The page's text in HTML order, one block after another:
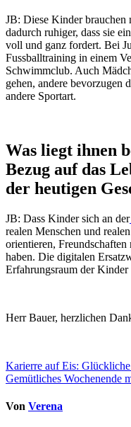
JB: Diese Kinder brauchen
dadurch ruhiger, dass sie
voll und ganz fordert. Bei
Fussballtraining in einem
Schwimmclub. Auch
gehen, andere bevorzugen
andere Sportart.
Was liegt ihnen
Bezug auf das
der heutigen
JB: Dass Kinder sich an der
realen Menschen und
orientieren,
haben. Die digitalen
Erfahrungsraum der Kinder
Herr Bauer, herzlichen
Karierre auf Eis:
Gemütliches Wochenende
Von Verena